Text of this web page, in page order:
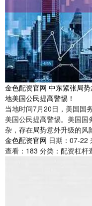
金色配资官网 中东紧张局
地美国公民提高警惕！
当地时间7月20日，美国国
美国公民提高警惕。美国国
杂，存在局势意外升级的风
金色配资官网 日期：07-22
查看： 183 分类： 配资杠杆